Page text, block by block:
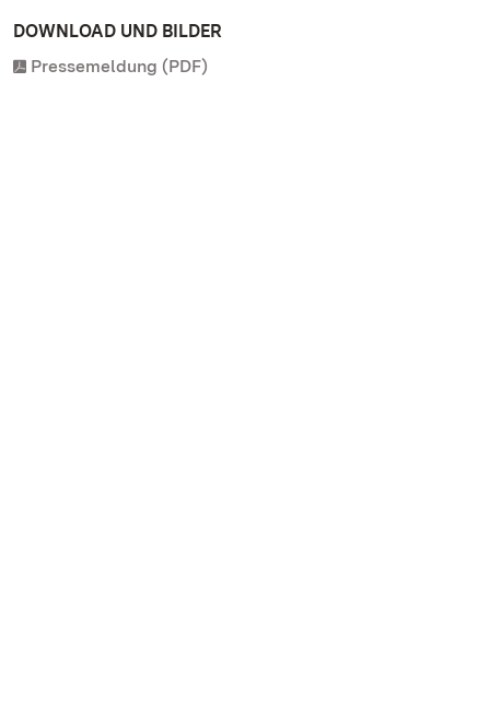
DOWNLOAD UND BILDER
Pressemeldung (PDF)